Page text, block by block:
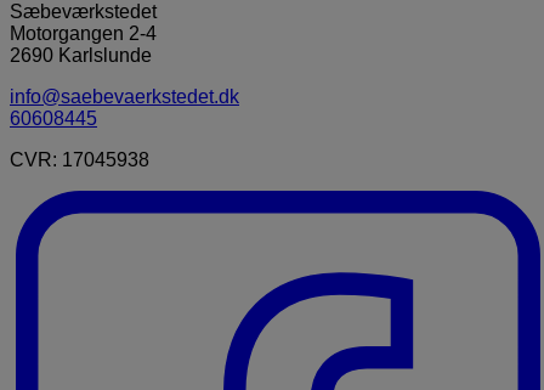
Sæbeværkstedet
Motorgangen 2-4
2690 Karlslunde
info@saebevaerkstedet.dk
60608445
CVR: 17045938